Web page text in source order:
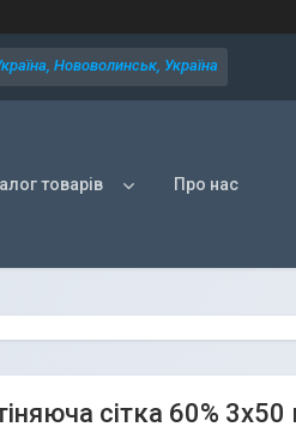
Нововолинськ, Україна
товарів Про нас
сітка 60%